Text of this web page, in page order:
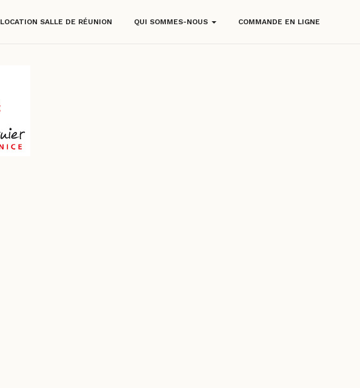
LOCATION SALLE DE RÉUNION QUI SOMMES-NOUS COMMANDE EN LIGNE